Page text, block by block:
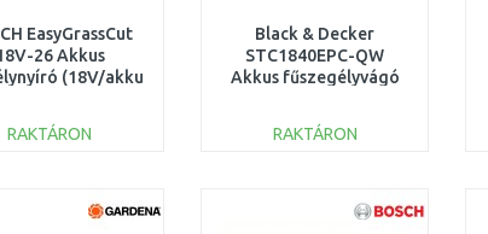
EasyGrassCut
26 Akkus
(18V/akku
06008C1C04
RAKTÁRON
Összehasonlítás
Black & Decker
STC1840EPC-QW
Akkus fűszegélyvágó
RAKTÁRON
Összehasonlítás